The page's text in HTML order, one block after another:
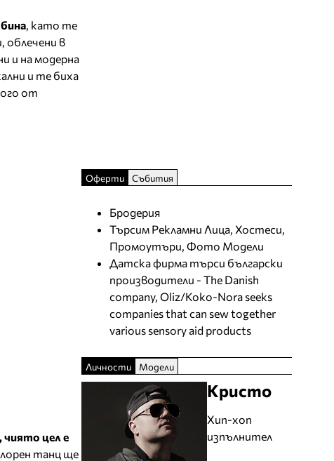
, като те
облечени в
и на модерна
и те биха
от
чиято цел е
танц ще
Оферти Събития
Бродерия
Търсим Рекламни Лица, Хостеси,
Промоутъри, Фото Модели
Датска фирма търси български
производители - The Danish
company, Oliz/Koko-Nora seeks
companies that can sew together
various sensory aid products
Личности Модели
Кристо
Хип-хоп
изпълнител